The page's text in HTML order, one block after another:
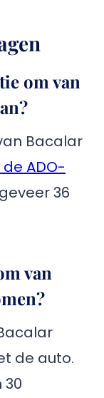
om van
Bacalar
ADO-
36
van
de auto.
30